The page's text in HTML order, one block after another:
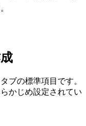
ブの標準項目です。
かじめ設定されてい